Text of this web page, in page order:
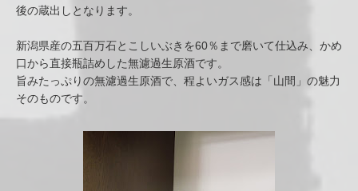
後の蔵出しとなります。
新潟県産の五百万石とこしいぶきを60％まで磨いて仕込み、かめ
口から直接瓶詰めした無濾過生原酒です。
旨みたっぷりの無濾過生原酒で、程よいガス感は「山間」の魅力
そのものです。